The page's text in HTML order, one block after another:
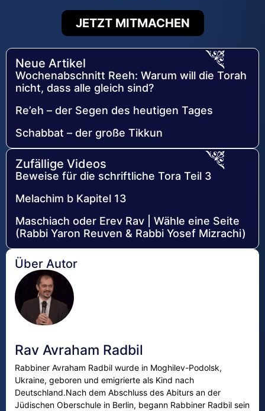
JETZT MITMACHEN
Neue Artikel
Wochenabschnitt Reeh: Warum will die Torah
nicht, dass alle gleich sind?
Re’eh – der Segen des heutigen Tages
Schabbat – der große Tikkun
Zufällige Videos
Beweise für die schriftliche Tora Teil 3
Melachim b Kapitel 13
Maschiach oder Erev Rav | Wähle eine Seite
(Rabbi Yaron Reuven & Rabbi Yosef Mizrachi)
Über Autor
Rav Avraham Radbil
Rabbiner Avraham Radbil wurde in Moghilev-Podolsk,
Ukraine, geboren und emigrierte als Kind nach
Deutschland.Nach dem Abschluss des Abiturs an der
Jüdischen Oberschule in Berlin, begann Rabbiner Radbil sein